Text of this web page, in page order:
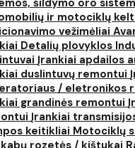
šildymo oro
ir motociklų
vežimėliai
Detalių plovyklos
Įrankiai apdailos
duslintuvų remontui
/ eletronikos
grandinės remontui
Įrankiai
keitikliai Motociklų
rozetės / kištukai